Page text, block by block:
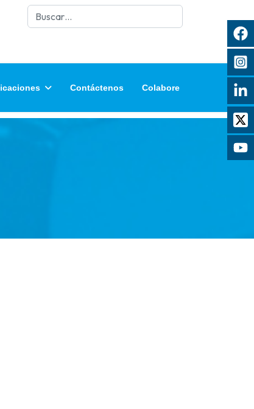
Buscar
Contáctenos Colabore